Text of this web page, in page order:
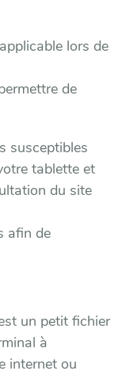
lors de
de
susceptibles
tablette et
du site
afin de
un petit fichier
à
internet ou